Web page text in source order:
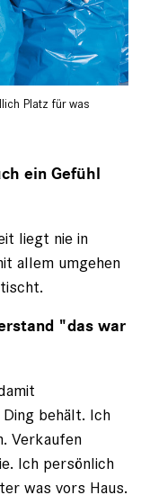
Platz für was
ein Gefühl
liegt nie in
allem umgehen
"das war
Ding behält. Ich
Verkaufen
Ich persönlich
was vors Haus.